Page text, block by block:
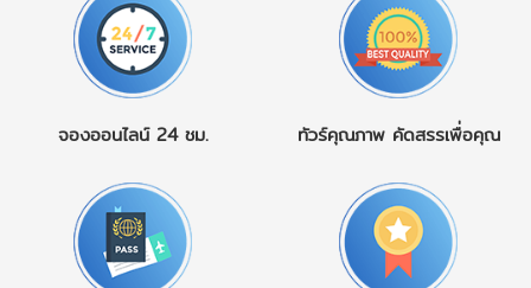
จองออนไลน์ 24 ชม. ทัวร์คุณภาพ คัดสรรเพื่อคุณ